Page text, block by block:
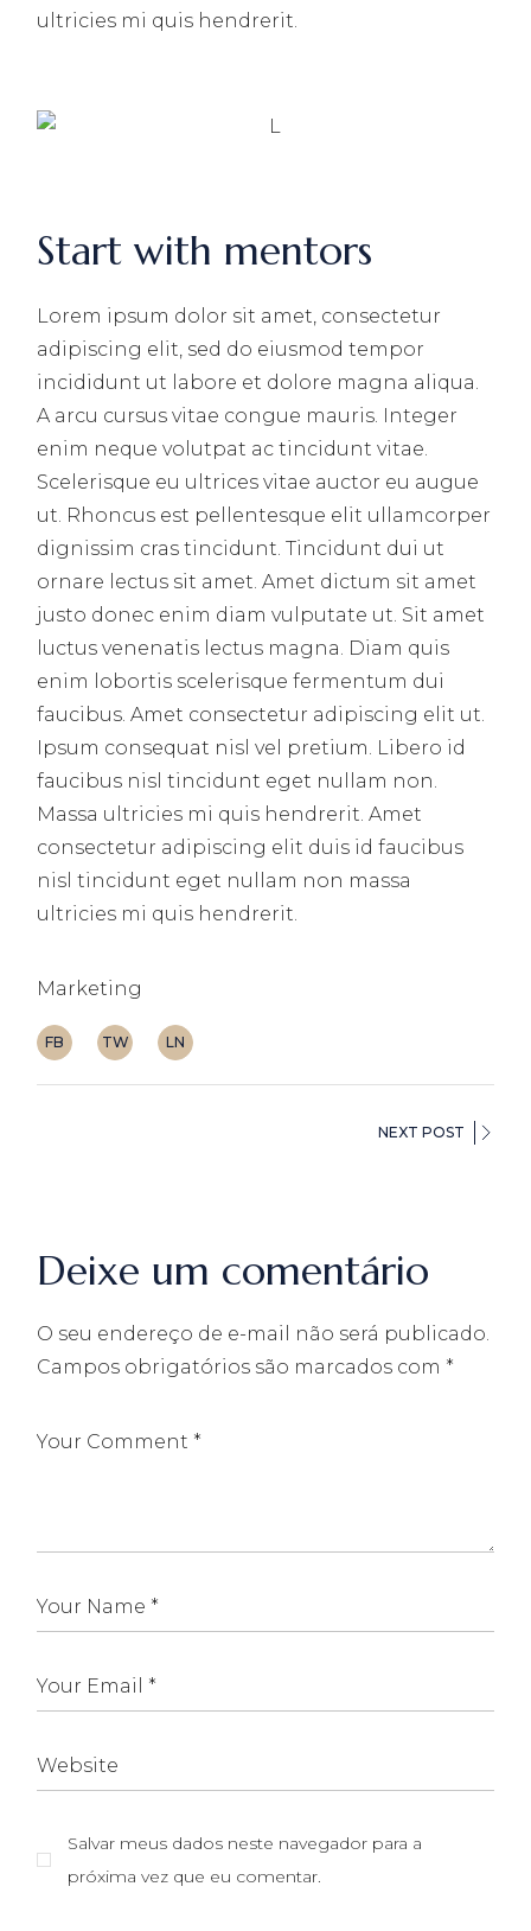
ultricies mi quis hendrerit.
Start with mentors
Lorem ipsum dolor sit amet, consectetur
adipiscing elit, sed do eiusmod tempor
incididunt ut labore et dolore magna aliqua.
A arcu cursus vitae congue mauris. Integer
enim neque volutpat ac tincidunt vitae.
Scelerisque eu ultrices vitae auctor eu augue
ut. Rhoncus est pellentesque elit ullamcorper
dignissim cras tincidunt. Tincidunt dui ut
ornare lectus sit amet. Amet dictum sit amet
justo donec enim diam vulputate ut. Sit amet
luctus venenatis lectus magna. Diam quis
enim lobortis scelerisque fermentum dui
faucibus. Amet consectetur adipiscing elit ut.
Ipsum consequat nisl vel pretium. Libero id
faucibus nisl tincidunt eget nullam non.
Massa ultricies mi quis hendrerit. Amet
consectetur adipiscing elit duis id faucibus
nisl tincidunt eget nullam non massa
ultricies mi quis hendrerit.
Marketing
FB TW LN
NEXT POST
Deixe um comentário
O seu endereço de e-mail não será publicado.
Campos obrigatórios são marcados com *
Salvar meus dados neste navegador para a
próxima vez que eu comentar.